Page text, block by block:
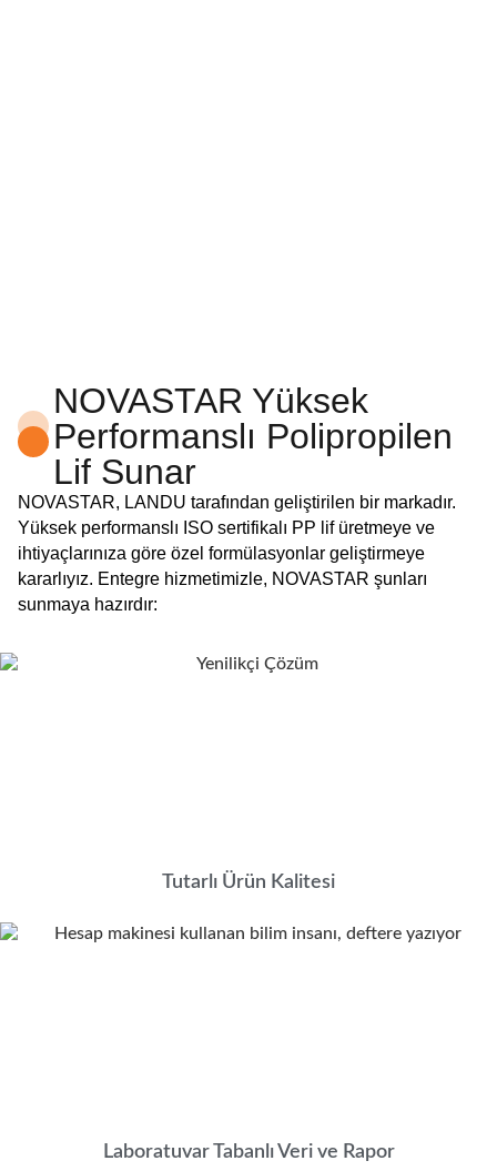
NOVASTAR Yüksek
Performanslı Polipropilen
Lif Sunar
NOVASTAR, LANDU tarafından geliştirilen bir markadır.
Yüksek performanslı ISO sertifikalı PP lif üretmeye ve
ihtiyaçlarınıza göre özel formülasyonlar geliştirmeye
kararlıyız. Entegre hizmetimizle, NOVASTAR şunları
sunmaya hazırdır:
Tutarlı Ürün Kalitesi
Laboratuvar Tabanlı Veri ve Rapor